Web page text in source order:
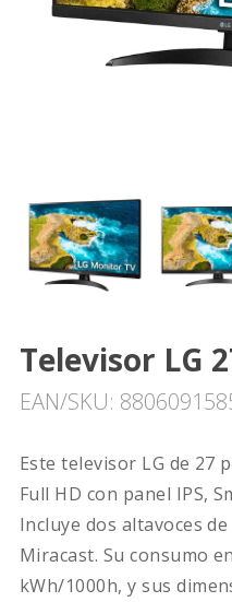
Televisor LG
EAN/SKU:
Este televisor LG de 27
Full HD con panel IPS,
Incluye dos altavoces
Miracast. Su consumo
kWh/1000h, y sus